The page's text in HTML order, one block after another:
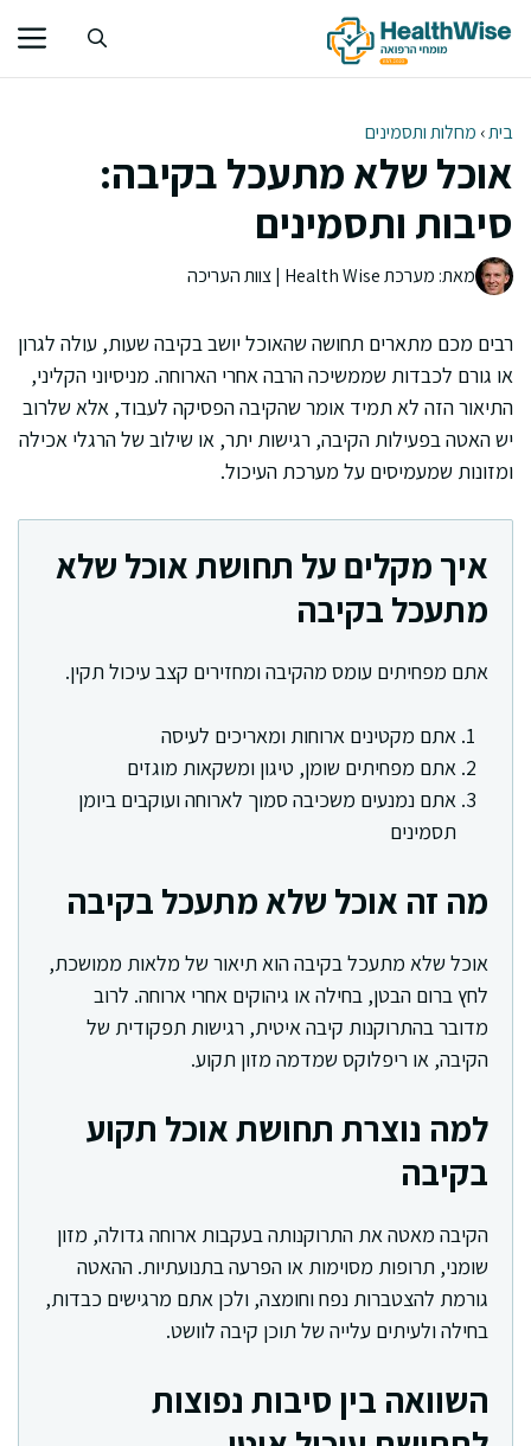
לתוכן
בית› מחלות ותסמינים
אוכל שלא מתעכל בקיבה:
סיבות ותסמינים
מאת: מערכת Health Wise | צוות העריכה
רבים מכם מתארים תחושה שהאוכל יושב בקיבה שעות, עולה לגרון
או גורם לכבדות שממשיכה הרבה אחרי הארוחה. מניסיוני הקליני,
התיאור הזה לא תמיד אומר שהקיבה הפסיקה לעבוד, אלא שלרוב
יש האטה בפעילות הקיבה, רגישות יתר, או שילוב של הרגלי אכילה
ומזונות שמעמיסים על מערכת העיכול.
איך מקלים על תחושת אוכל שלא
מתעכל בקיבה
אתם מפחיתים עומס מהקיבה ומחזירים קצב עיכול תקין.
אתם מקטינים ארוחות ומאריכים לעיסה
אתם מפחיתים שומן, טיגון ומשקאות מוגזים
אתם נמנעים משכיבה סמוך לארוחה ועוקבים ביומן
תסמינים
מה זה אוכל שלא מתעכל בקיבה
אוכל שלא מתעכל בקיבה הוא תיאור של מלאות ממושכת,
לחץ ברום הבטן, בחילה או גיהוקים אחרי ארוחה. לרוב
מדובר בהתרוקנות קיבה איטית, רגישות תפקודית של
הקיבה, או ריפלוקס שמדמה מזון תקוע.
למה נוצרת תחושת אוכל תקוע
בקיבה
הקיבה מאטה את התרוקנותה בעקבות ארוחה גדולה, מזון
שומני, תרופות מסוימות או הפרעה בתנועתיות. ההאטה
גורמת להצטברות נפח וחומצה, ולכן אתם מרגישים כבדות,
בחילה ולעיתים עלייה של תוכן קיבה לוושט.
השוואה בין סיבות נפוצות